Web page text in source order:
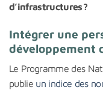
d’infrastructures ?
Intégrer une
développement
Le Programme des
publie un indice des